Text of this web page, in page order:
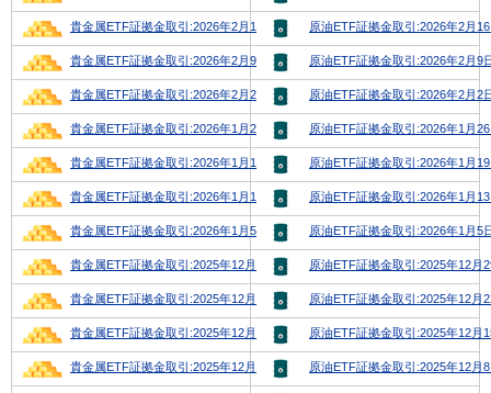
貴金属ETF証拠金取引:2026年2月16日号 原油ETF証拠金取引:2026年2月
貴金属ETF証拠金取引:2026年2月9日号 原油ETF証拠金取引:2026年2月9
貴金属ETF証拠金取引:2026年2月2日号 原油ETF証拠金取引:2026年2月2
貴金属ETF証拠金取引:2026年1月26日号 原油ETF証拠金取引:2026年1月
貴金属ETF証拠金取引:2026年1月19日号 原油ETF証拠金取引:2026年1月
貴金属ETF証拠金取引:2026年1月12日号 原油ETF証拠金取引:2026年1月
貴金属ETF証拠金取引:2026年1月5日号 原油ETF証拠金取引:2026年1月5
貴金属ETF証拠金取引:2025年12月29日号 原油ETF証拠金取引:2025年12月
貴金属ETF証拠金取引:2025年12月22日号 原油ETF証拠金取引:2025年12月
貴金属ETF証拠金取引:2025年12月15日号 原油ETF証拠金取引:2025年12月
貴金属ETF証拠金取引:2025年12月8日号 原油ETF証拠金取引:2025年12月